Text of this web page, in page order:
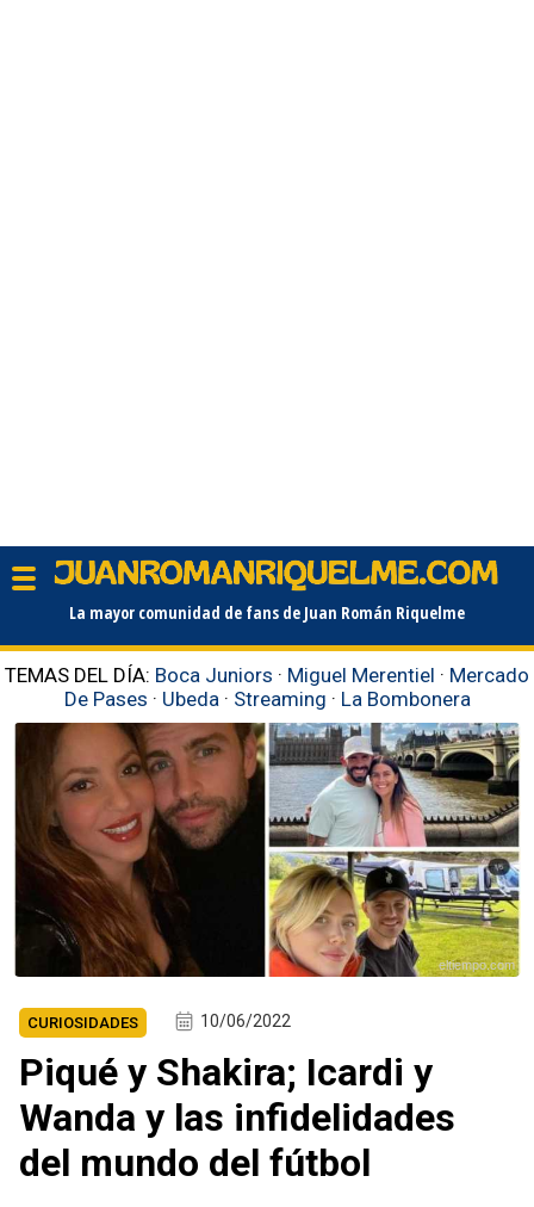
La mayor comunidad de fans de Juan Román Riquelme
TEMAS DEL DÍA: Boca Juniors · Miguel Merentiel · Mercado
De Pases · Ubeda · Streaming · La Bombonera
eltiempo.com
CURIOSIDADES 10/06/2022
Piqué y Shakira; Icardi y
Wanda y las infidelidades
del mundo del fútbol